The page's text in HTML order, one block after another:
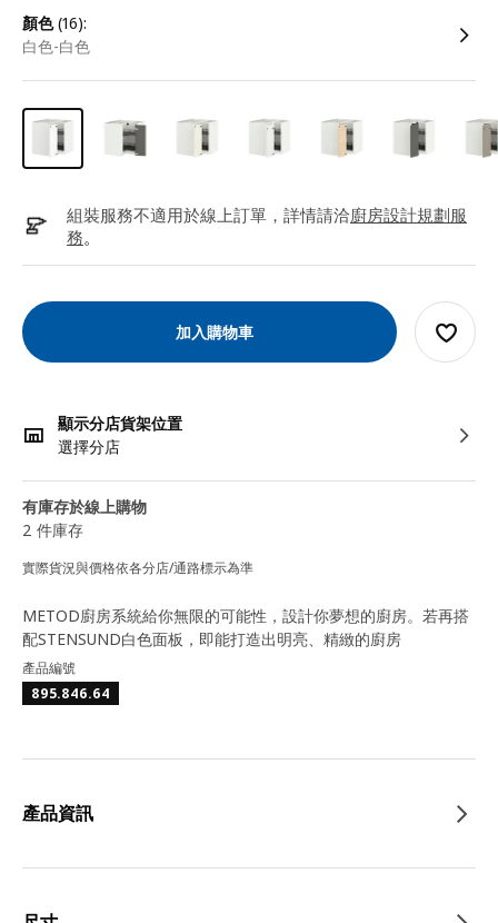
顏色(16):
白色-白色
組裝服務不適用於線上訂單，詳情請洽廚房設計規劃服
務。
加入購物車
顯示分店貨架位置
選擇分店
有庫存於線上購物
2 件庫存
實際貨況與價格依各分店/通路標示為準
METOD廚房系統給你無限的可能性，設計你夢想的廚房。若再搭
配STENSUND白色面板，即能打造出明亮、精緻的廚房
產品編號
895.846.64
產品資訊